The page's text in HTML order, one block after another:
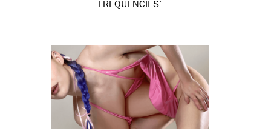
FREQUENCIES’